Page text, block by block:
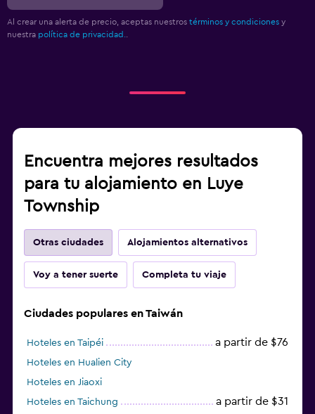
Al crear una alerta de precio, aceptas nuestros términos y condiciones y
nuestra política de privacidad.
Encuentra mejores resultados
para tu alojamiento en Luye
Township
Otras ciudades Alojamientos alternativos
Voy a tener suerte Completa tu viaje
Ciudades populares en Taiwán
Hoteles en Taipéi a partir de $76
Hoteles en Hualien City
Hoteles en Jiaoxi
Hoteles en Taichung
a partir de $31